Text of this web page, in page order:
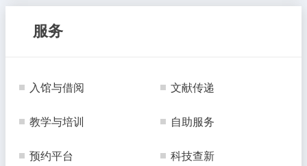
服务
入馆与借阅 文献传递
教学与培训 自助服务
预约平台 科技查新